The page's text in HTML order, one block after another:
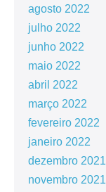
agosto 2022
julho 2022
junho 2022
maio 2022
abril 2022
março 2022
fevereiro 2022
janeiro 2022
dezembro 2021
novembro 2021